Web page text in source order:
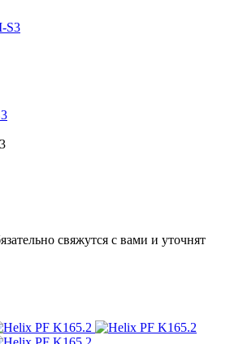
свяжутся с вами и уточнят